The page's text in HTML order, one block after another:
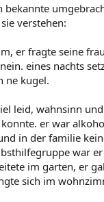
bekannte
verstehen:
er fragte seine
eines nachts
ne kugel.
leid, wahnsinn
er war
in der familie
war
im garten, er
sich im